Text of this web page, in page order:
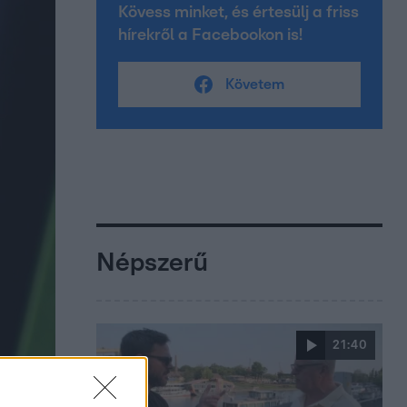
Kövess minket, és értesülj a friss
hírekről a Facebookon is!
Követem
Népszerű
21:40